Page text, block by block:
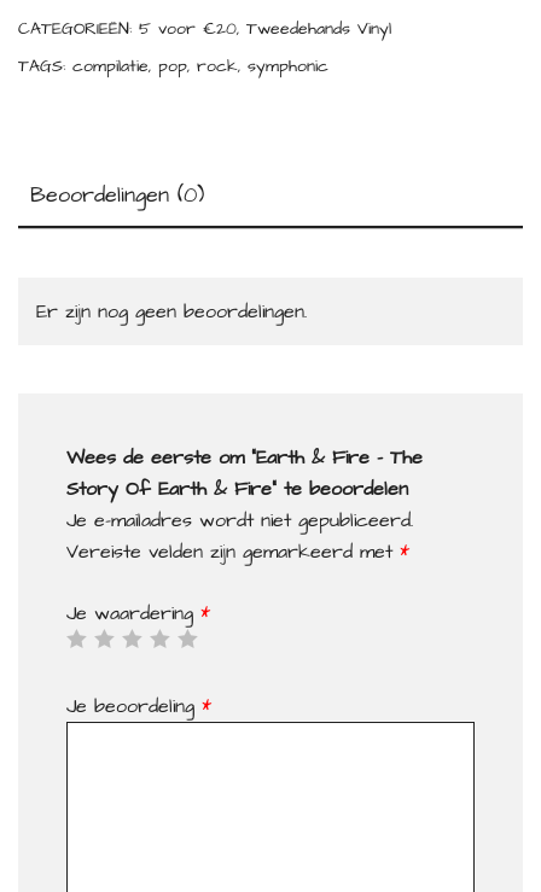
CATEGORIEËN: 5 voor €20, Tweedehands Vinyl
TAGS: compilatie, pop, rock, symphonic
Beoordelingen (0)
Er zijn nog geen beoordelingen.
Wees de eerste om “Earth & Fire – The
Story Of Earth & Fire” te beoordelen
Je e-mailadres wordt niet gepubliceerd.
Vereiste velden zijn gemarkeerd met *
Je waardering *
Je beoordeling *